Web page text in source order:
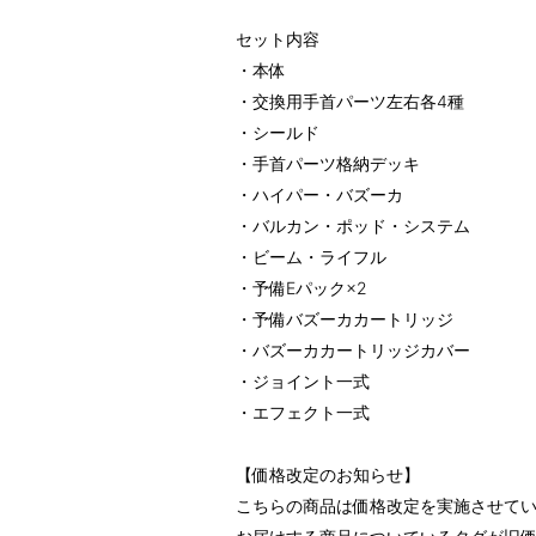
セット内容
・本体
・交換用手首パーツ左右各4種
・シールド
・手首パーツ格納デッキ
・ハイパー・バズーカ
・バルカン・ポッド・システム
・ビーム・ライフル
・予備Eパック×2
・予備バズーカカートリッジ
・バズーカカートリッジカバー
・ジョイント一式
・エフェクト一式
【価格改定のお知らせ】
こちらの商品は価格改定を実施させてい